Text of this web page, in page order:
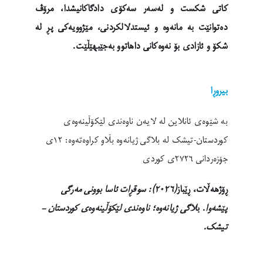
کاتی شکست و لەسەر سەکۆی دادگاکانیشدا، مرۆڤ
دەتوانێت بە مانەوە و ئیستدلالکردنی، مێژوویەکی پڕ لە
شکۆ و ئازادی بۆ نەوەکانی داهاتوو بەجێبهێڵێت.
بیروڕا
بە شێوەی ئانلاین لە لایەن ناوەندی لێکۆڵینەوەی
کوردستان-تیشک لە بلاگی ژیانەوە بڵاو کراوەتەوە: ١٢ی
جۆزەردانی ٢٧٢٦ی کوردی
ڕۆژهەڵات، ڕێباز
(٢٠٢٦): سوقڕات ئاسا بوونی مەرگی
پێشەوا. بلاگی ژیانەوە؛ ناوەندی لێکۆڵینەوەی کوردستان –
تیشک.